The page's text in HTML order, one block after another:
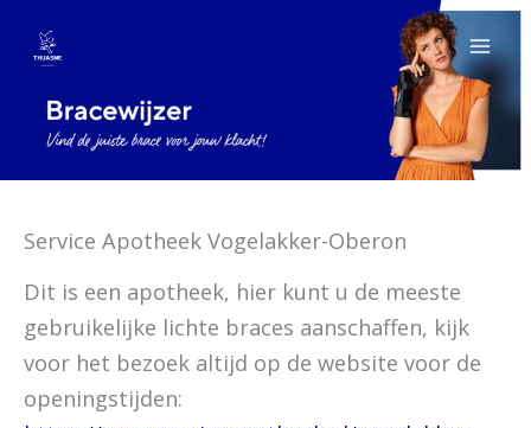
naar
inhoud
Service Apotheek Vogelakker-Oberon
Dit is een apotheek, hier kunt u de meeste
gebruikelijke lichte braces aanschaffen, kijk
voor het bezoek altijd op de website voor de
openingstijden: